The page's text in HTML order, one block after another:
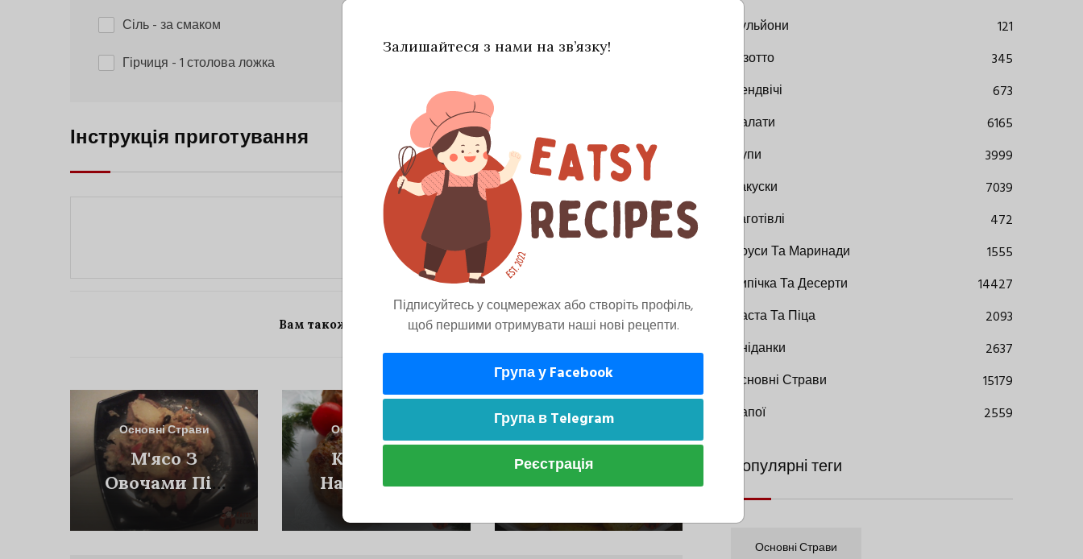
Сіль- за смаком
Гірчиця - 1 столова ложка
Інструкція приготування
Вам також може сподобатися
Основні Страви
М'ясо З
Овочами Під
Вершково-
Сирним
Основні Страви
Котлети З
Начинкою В
Основні Страви
Запечена
Картопля З
Часником По-
Бульйони
121
Різотто
345
Сендвічі
673
Салати
6165
Супи
3999
Закуски
7039
Заготівлі
472
Соуси Та Маринади
1555
Випічка Та Десерти
14427
Паста Та Піца
2093
Сніданки
2637
Основні Страви
15179
Напої
2559
Популярні теги
Основні Страви
Залишайтеся з нами на зв’язку!
Підписуйтесь у соцмережах або створіть профіль,
щоб першими отримувати наші нові рецепти.
Група у Facebook
Група в Telegram
Реєстрація